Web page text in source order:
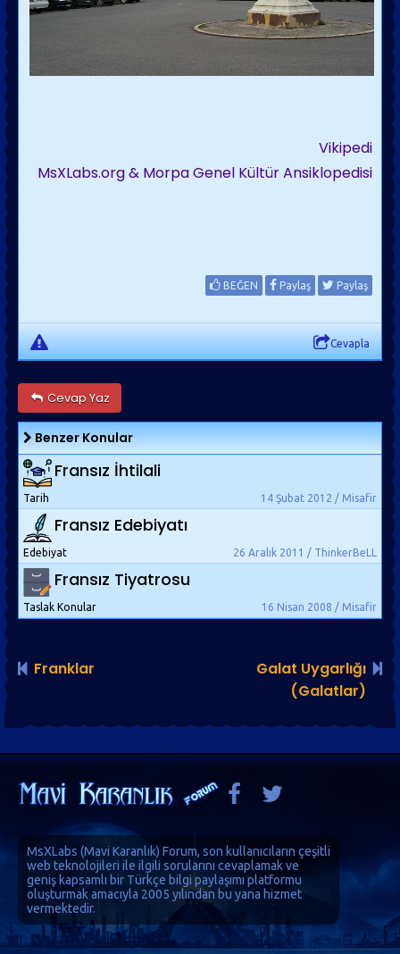
Vikipedi
MsXLabs.org & Morpa Genel Kültür Ansiklopedisi
BEĞEN Paylaş Paylaş
Cevapla
Cevap Yaz
Benzer Konular
Fransız İhtilali
14 Şubat 2012 / Misafir
Tarih
Fransız Edebiyatı
26 Aralık 2011 / ThinkerBeLL
Edebiyat
Fransız Tiyatrosu
16 Nisan 2008 / Misafir
Taslak Konular
Franklar
Galat Uygarlığı
(Galatlar)
MsXLabs (Mavi Karanlık) Forum, son kullanıcıların çeşitli
web teknolojileri ile ilgili sorularını cevaplamak ve
geniş kapsamlı bir Türkçe bilgi paylaşımı platformu
oluşturmak amacıyla 2005 yılından bu yana hizmet
vermektedir.